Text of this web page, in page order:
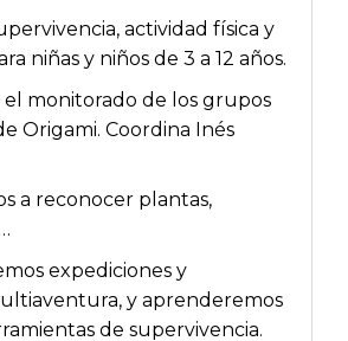
actividad física y
niñas y niños de 3 a 12 años.
el monitorado de los grupos
Origami. Coordina Inés
a reconocer plantas,
expediciones y
y aprenderemos
de supervivencia.